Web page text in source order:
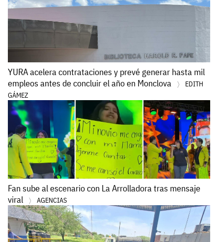
YURA acelera contrataciones y prevé generar hasta mil
empleos antes de concluir el año en Monclova
EDITH
GÁMEZ
Fan sube al escenario con La Arrolladora tras mensaje
viral
AGENCIAS